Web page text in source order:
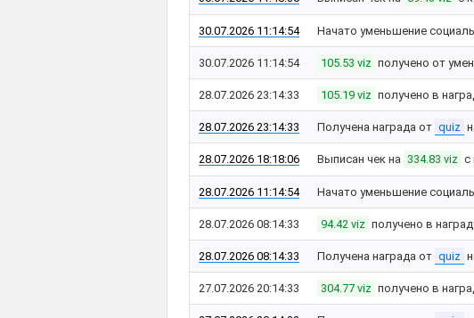
30.07.2026 11:14:54 Начато уменьшение
30.07.2026 11:14:54 105.53 viz получено от
28.07.2026 23:14:33 105.19 viz получено в
28.07.2026 23:14:33 Получена награда от quiz
28.07.2026 18:18:06 Выписан чек на 334.83 viz с
28.07.2026 11:14:54 Начато уменьшение
28.07.2026 08:14:33 94.42 viz получено в
28.07.2026 08:14:33 Получена награда от quiz
27.07.2026 20:14:33 304.77 viz получено в